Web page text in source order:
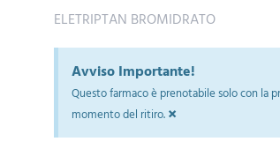
ELETRIPTAN BROMIDRATO
Avviso Importante!
Questo farmaco è prenotabile solo con la
momento del ritiro.×